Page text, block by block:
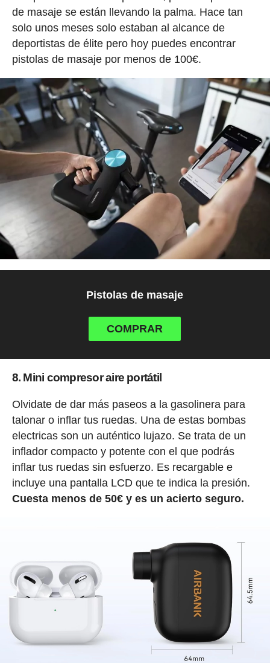
de masaje se están llevando la palma. Hace tan
solo unos meses solo estaban al alcance de
deportistas de élite pero hoy puedes encontrar
pistolas de masaje por menos de 100€.
Pistolas de masaje
COMPRAR
8. Mini compresor aire portátil
Olvidate de dar más paseos a la gasolinera para
talonar o inflar tus ruedas. Una de estas bombas
electricas son un auténtico lujazo. Se trata de un
inflador compacto y potente con el que podrás
inflar tus ruedas sin esfuerzo. Es recargable e
incluye una pantalla LCD que te indica la presión.
Cuesta menos de 50€ y es un acierto seguro.